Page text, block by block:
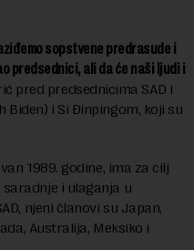
sopstvene predrasude i
predsednici, ali da će naši ljudi i
pred predsednicima SAD i
Biden) i Si Đinpingom, koji su
1989. godine, ima za cilj
i ulaganja u
njeni članovi su Japan,
Australija, Meksiko i